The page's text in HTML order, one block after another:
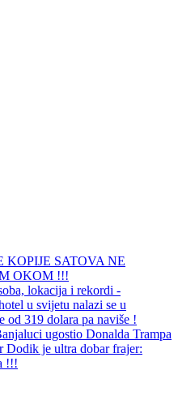
KOPIJE SATOVA NE
OKOM !!!
lokacija i rekordi -
u svijetu nalazi se u
od 319 dolara pa naviše !
ugostio Donalda Trampa
Dodik je ultra dobar frajer:
!!!